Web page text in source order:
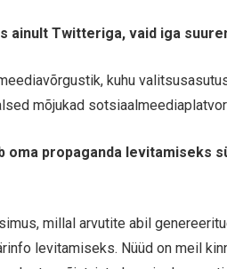
ainult Twitteriga, vaid iga
kuhu
mõjukad
oma propaganda levitamiseks
millal arvutite abil
levitamiseks. Nüüd on meil